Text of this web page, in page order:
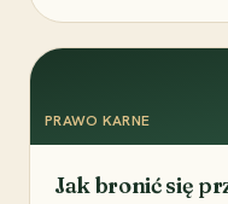
PRAWO KARNE
Jak bronić się